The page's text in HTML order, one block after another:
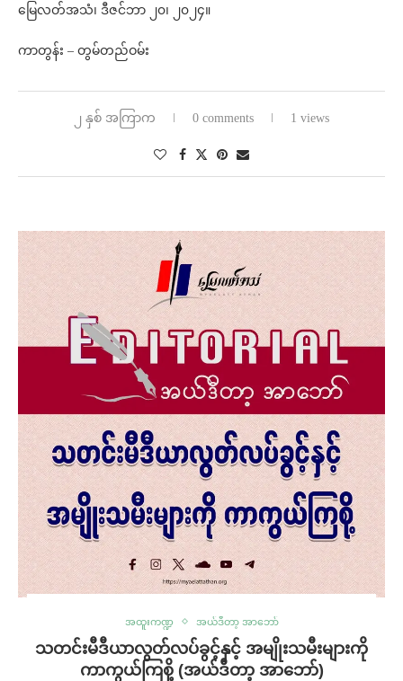
မြေလတ်အသံ၊ ဒီဇင်ဘာ ၂၀၊ ၂၀၂၄။
ကာတွန်း – တွမ်တည်ဝမ်း
၂ နှစ် အကြာက 0 comments 1 views
အထူးကဏ္ဍ အယ်ဒီတာ့ အာဘော်
သတင်းမီဒီယာလွတ်လပ်ခွင့်နှင့် အမျိုးသမီးများကို
ကာကွယ်ကြစို့ (အယ်ဒီတာ့ အာဘော်)